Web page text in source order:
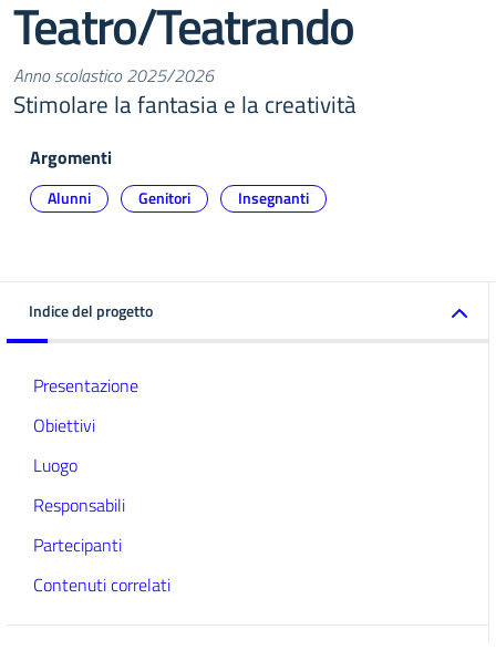
Teatro/Teatrando
Anno scolastico 2025/2026
Stimolare la fantasia e la creatività
Argomenti
Alunni Genitori Insegnanti
Indice del progetto
Presentazione
Obiettivi
Luogo
Responsabili
Partecipanti
Contenuti correlati